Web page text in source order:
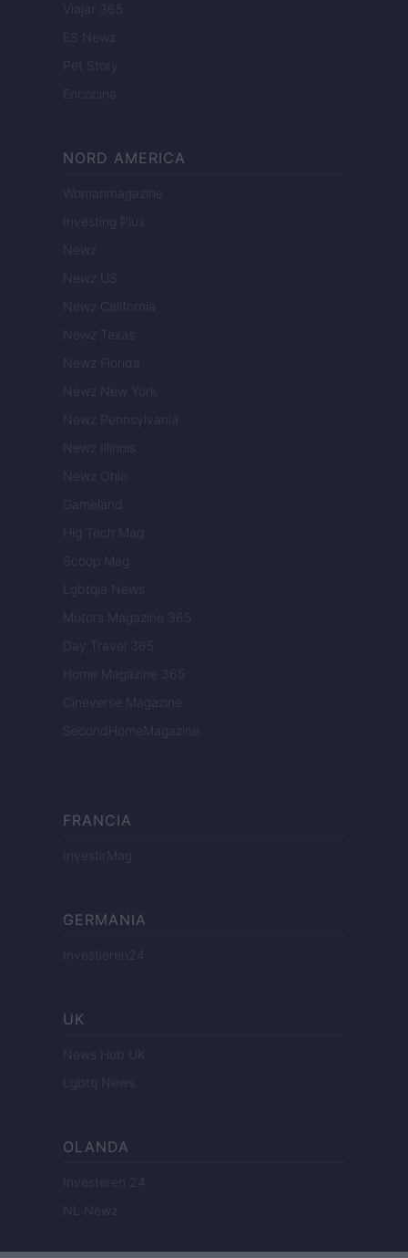
Viajar 365
ES Newz
Pet Story
Encocina
NORD AMERICA
Womanmagazine
Investing Plus
Newz
Newz US
Newz California
Newz Texas
Newz Florida
Newz New York
Newz Pennsylvania
Newz Illinois
Newz Ohio
Gameland
Hig Tech Mag
Scoop Mag
Lgbtqia News
Motors Magazine 365
Day Travel 365
Home Magazine 365
Cineverse Magazine
SecondHomeMagazine
FRANCIA
InvestirMag
GERMANIA
Investieren24
UK
News Hub UK
Lgbtq News
OLANDA
Investeren 24
NL Newz